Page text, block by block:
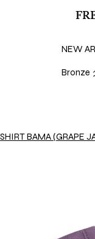
NEW
Bronze
BAMA (GRAPE